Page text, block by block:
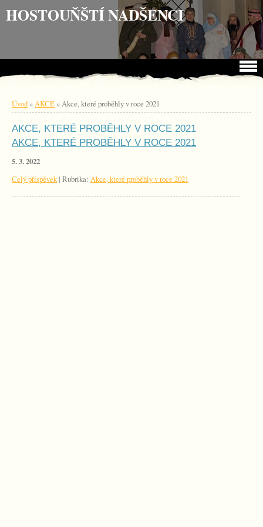
HOSTOUŇŠTÍ NADŠENCI
Úvod»AKCE»Akce, které proběhly v roce 2021
AKCE, KTERÉ PROBĚHLY V ROCE 2021
AKCE, KTERÉ PROBĚHLY V ROCE 2021
5. 3. 2022
Celý příspěvek | Rubrika: Akce, které proběhly v roce 2021